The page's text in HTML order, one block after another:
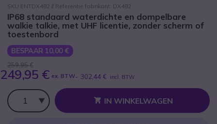
SKU ENTDX482 // Referentie fabrikant: DX482
IP68 standaard waterdichte en dompelbare
walkie talkie, met UHF licentie, zonder scherm of
toestenbord
BESPAAR 10,00 €
259,95 €
249,95 € ex. BTW- 302,44 € incl. BTW
Aantal
IN WINKELWAGEN